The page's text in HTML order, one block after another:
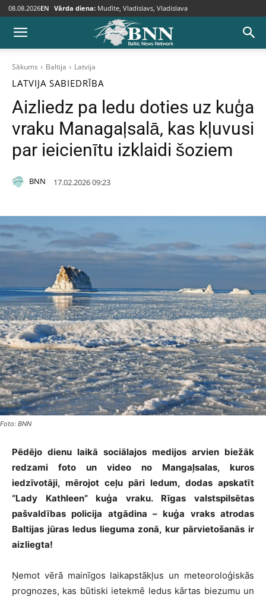
08.08.2026EN Vārda diena: Mudīte, Vladislavs, Vladislava
Sākums Baltija Latvija
LATVIJA SABIEDRĪBA
Aizliedz pa ledu doties uz kuģa
vraku Managaļsalā, kas kļuvusi
par ieicienītu izklaidi šoziem
BNN 17.02.2026 09:23
Foto: BNN
Pēdējo dienu laikā sociālajos medijos arvien biežāk
redzami foto un video no Mangaļsalas, kuros
iedzīvotāji, mērojot ceļu pāri ledum, dodas apskatīt
“Lady Kathleen” kuģa vraku. Rīgas valstspilsētas
pašvaldības policija atgādina – kuģa vraks atrodas
Baltijas jūras ledus lieguma zonā, kur pārvietošanās ir
aizliegta!
Ņemot vērā mainīgos laikapstākļus un meteoroloģiskās
prognozes, kas būtiski ietekmē ledus kārtas biezumu un